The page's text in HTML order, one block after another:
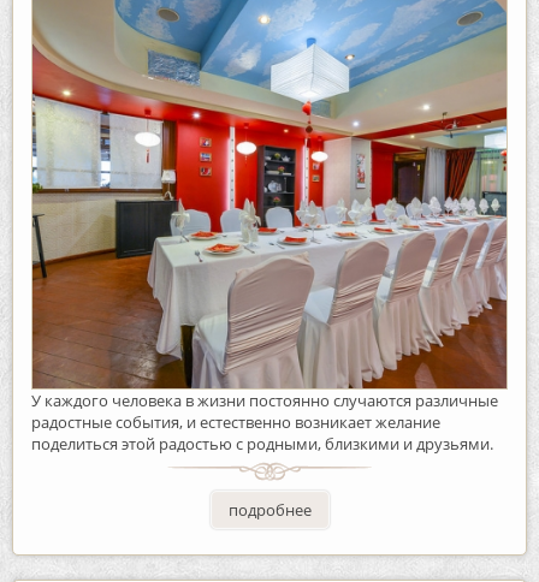
У каждого человека в жизни постоянно случаются различные
радостные события, и естественно возникает желание
поделиться этой радостью с родными, близкими и друзьями.
подробнее